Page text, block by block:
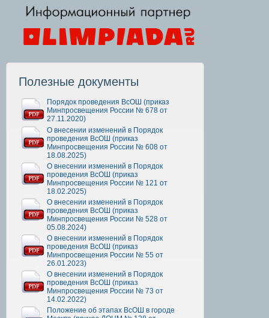
Полезные документы
Порядок проведения ВсОШ (приказ
Минпросвещения России № 678 от
27.11.2020)
О внесении изменений в Порядок
проведения ВсОШ (приказ
Минпросвещения России № 608 от
18.08.2025)
О внесении изменений в Порядок
проведения ВсОШ (приказ
Минпросвещения России № 121 от
18.02.2025)
О внесении изменений в Порядок
проведения ВсОШ (приказ
Минпросвещения России № 528 от
05.08.2024)
О внесении изменений в Порядок
проведения ВсОШ (приказ
Минпросвещения России № 55 от
26.01.2023)
О внесении изменений в Порядок
проведения ВсОШ (приказ
Минпросвещения России № 73 от
14.02.2022)
Положение об этапах ВсОШ в городе